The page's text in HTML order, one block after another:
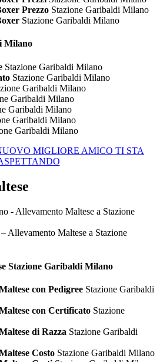
Prezzo Stazione Garibaldi Milano
Stazione Garibaldi Milano
Milano
Stazione Garibaldi Milano
Stazione Garibaldi Milano
Garibaldi Milano
Garibaldi Milano
Garibaldi Milano
Garibaldi Milano
Garibaldi Milano
MIGLIORE AMICO TI STA
Allevamento Maltese a Stazione
Stazione Garibaldi Milano
con Pedigree Stazione Garibaldi
con Certificato Stazione
di Razza Stazione Garibaldi
Costo Stazione Garibaldi Milano